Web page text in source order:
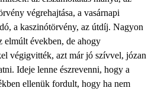
végrehajtása, a vasárnapi
a kaszinótörvény, az útdíj. Nagyon
elmúlt években, de ahogy
végigvitték, azt már jó szívvel, józan
Ideje lenne észrevenni, hogy a
ellenük fordult, hogy ha nem